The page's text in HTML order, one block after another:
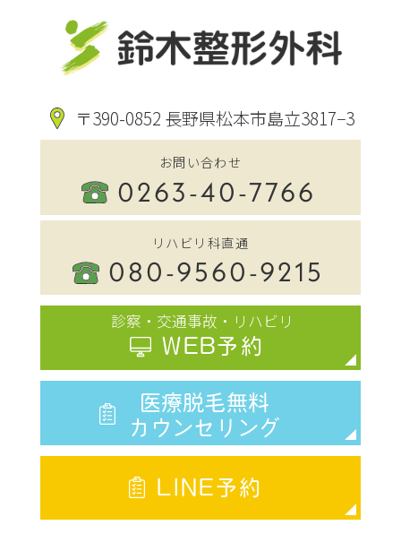
〒390-0852 長野県松本市島立3817−3
お問い合わせ
0263-40-7766
リハビリ科直通
080-9560-9215
診察・交通事故・リハビリ
WEB予約
医療脱毛無料
カウンセリング
LINE予約